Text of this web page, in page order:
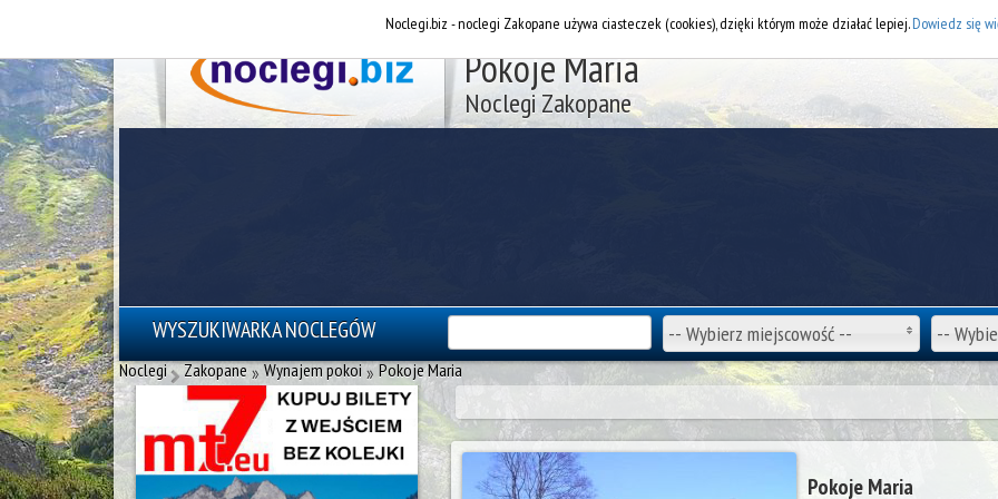
Pokoje Maria
Noclegi Zakopane
WYSZUKIWARKA NOCLEGÓW -- Wybierz miejscowość -- --
Noclegi Zakopane»Wynajem pokoi»Pokoje Maria
Pokoje Maria
reklama - noclegi Zakopane
Noclegi.biz - noclegi Zakopane używa ciasteczek (cookies), dzięki którym może działać lepiej.Dowiedz się